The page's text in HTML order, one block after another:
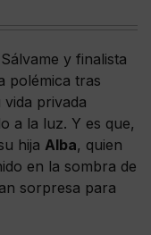
y finalista
polémica tras
privada
a la luz. Y es que,
hija Alba, quien
en la sombra de
sorpresa para